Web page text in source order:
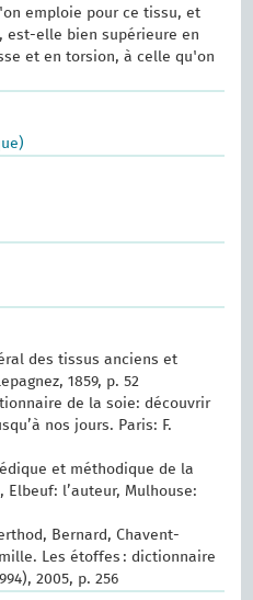
emploie pour ce tissu, et
est-elle bien supérieure en
et en torsion, à celle qu'on
des tissus anciens et
1859, p. 52
de la soie: découvrir
nos jours. Paris: F.
et méthodique de la
l’auteur, Mulhouse:
Bernard, Chavent-
Les étoffes : dictionnaire
2005, p. 256